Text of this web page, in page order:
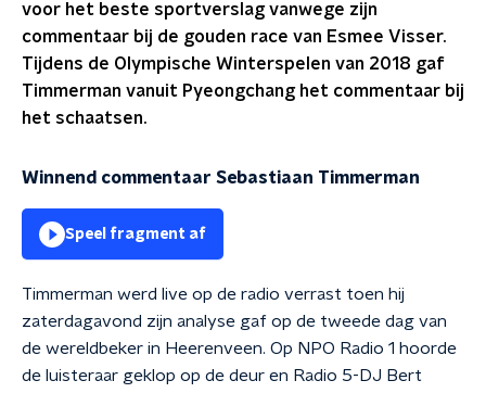
voor het beste sportverslag vanwege zijn
commentaar bij de gouden race van Esmee Visser.
Tijdens de Olympische Winterspelen van 2018 gaf
Timmerman vanuit Pyeongchang het commentaar bij
het schaatsen.
Winnend commentaar Sebastiaan Timmerman
Speel fragment af
Timmerman werd live op de radio verrast toen hij
zaterdagavond zijn analyse gaf op de tweede dag van
de wereldbeker in Heerenveen. Op NPO Radio 1 hoorde
de luisteraar geklop op de deur en Radio 5-DJ Bert